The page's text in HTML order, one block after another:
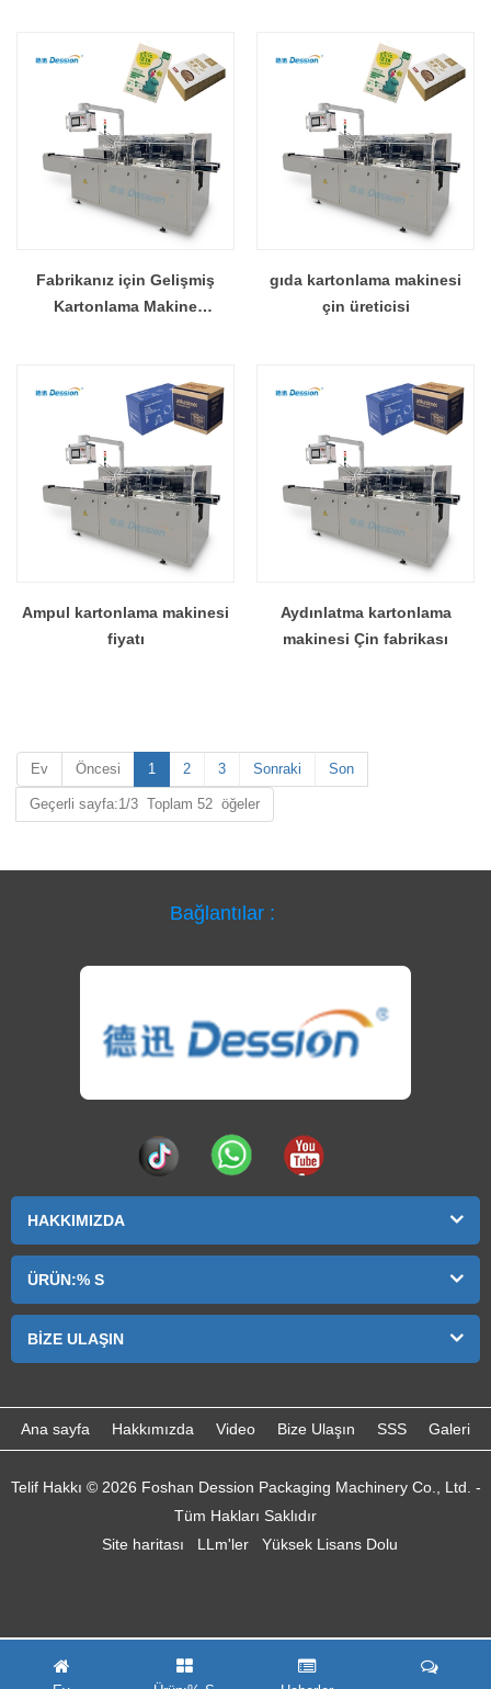
Fabrikanız için Gelişmiş
Kartonlama Makine
gıda kartonlama makinesi
çin üreticisi
Ampul kartonlama makinesi
fiyatı
Aydınlatma kartonlama
makinesi Çin fabrikası
Ev Öncesi 1 2 3 Sonraki Son
Geçerli sayfa:1/3 Toplam 52 öğeler
Bağlantılar :
HAKKIMIZDA
ÜRÜN:% S
BIZE ULAŞIN
Ana sayfa Hakkımızda Video Bize Ulaşın SSS Galeri
Telif Hakkı © 2026 Foshan Dession Packaging Machinery Co., Ltd. -
Tüm Hakları Saklıdır
Site haritası
LLm'ler Yüksek Lisans Dolu